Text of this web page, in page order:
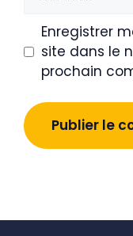
web
Enregistrer
site dans le
prochain